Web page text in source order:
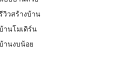
วิวสร้างบ้าน
านโมเดิร์น
านงบน้อย